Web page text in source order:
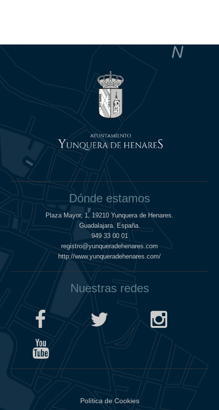
Dónde estamos
Plaza Mayor, 1, 19210 Yunquera de Henares.
Guadalajara. España.
949 33 00 01
registro@yunqueradehenares.com
http://www.yunqueradehenares.com/
Nuestras redes
Política de Cookies